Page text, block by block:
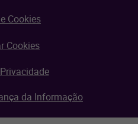
Cookies
Cookies
da Informação